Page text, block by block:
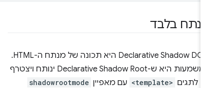
בלבד
Declarative Shadow DOM היא תכונה של מנתח ה-HTML.
המשמעות היא ש-Declarative Shadow Root ינותח ויצטרף
לתגים <template> עם מאפיין shadowrootmode